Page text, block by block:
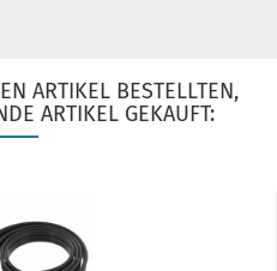
ARTIKEL BESTELLTEN,
ARTIKEL GEKAUFT: